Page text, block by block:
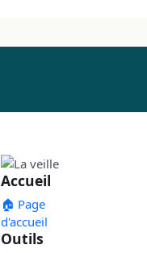
Accueil
🏠 Page
d'accueil
Outils